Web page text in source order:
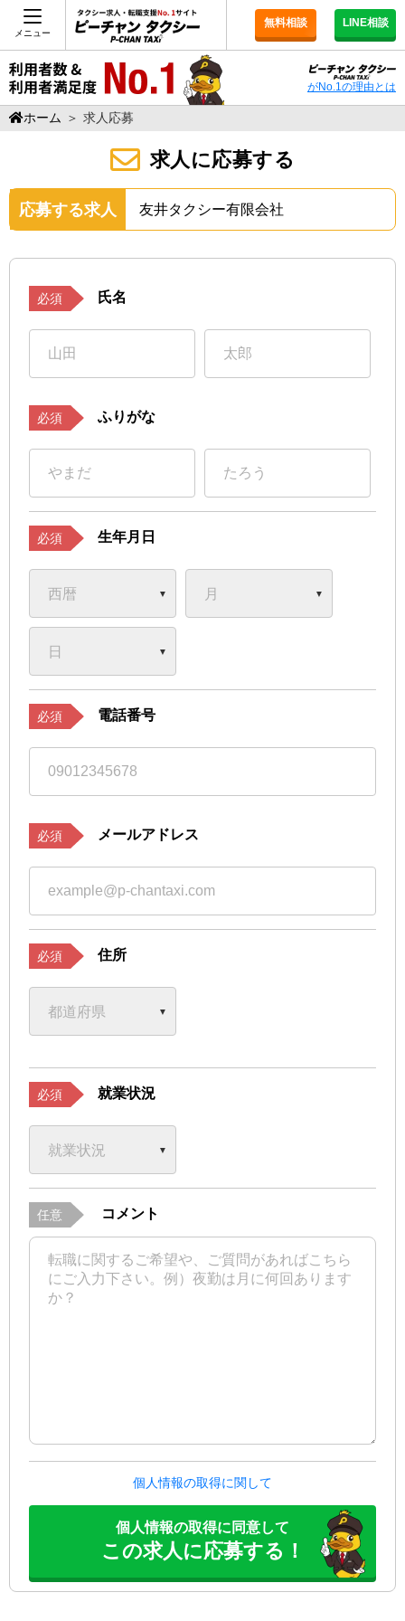
メニュー
無料相談 LINE相談
がNo.1の理由とは
ホーム ＞ 求人応募
求人に応募する
応募する求人 友井タクシー有限会社
必須 氏名
必須 ふりがな
必須 生年月日
必須 電話番号
必須 メールアドレス
必須 住所
必須 就業状況
任意 コメント
個人情報の取得に関して
個人情報の取得に同意して
この求人に応募する！